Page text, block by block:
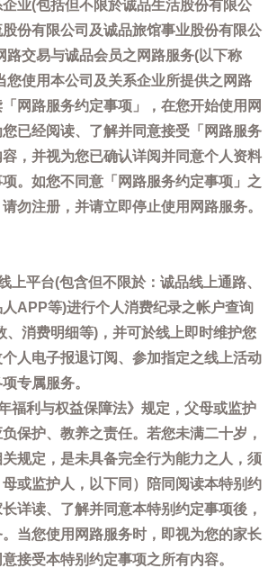
业(包括但不限於诚品生活股份有限公
份有限公司及诚品旅馆事业股份有限公
路交易与诚品会员之网路服务(以下称
您使用本公司及关系企业所提供之网路
网路服务约定事项」，在您开始使用网
已经阅读、了解并同意接受「网路服务
，并视为您已确认详阅并同意个人资料
。如您不同意「网路服务约定事项」之
勿注册，并请立即停止使用网路服务。
上平台(包含但不限於：诚品线上通路、
APP等)进行个人消费纪录之帐户查询
、消费明细等)，并可於线上即时维护您
人电子报退订阅、参加指定之线上活动
专属服务。
福利与权益保障法》规定，父母或监护
保护、教养之责任。若您未满二十岁，
规定，是未具备完全行为能力之人，须
或监护人，以下同）陪同阅读本特别约
详读、了解并同意本特别约定事项後，
当您使用网路服务时，即视为您的家长
接受本特别约定事项之所有内容。